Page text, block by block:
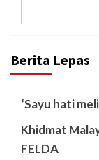
Berita Lepas
‘Sayu hati
Khidmat
FELDA